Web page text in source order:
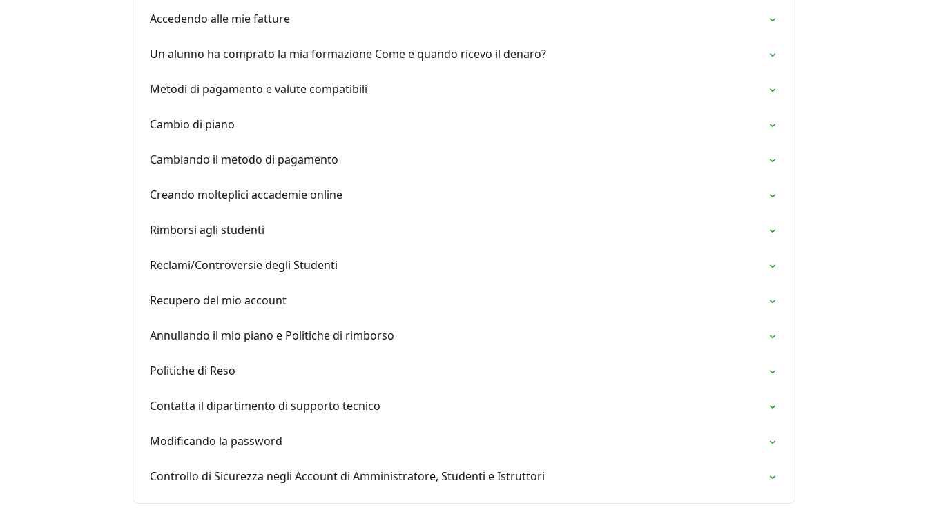
Accedendo alle mie fatture
Un alunno ha comprato la mia formazione Come e quando ricevo il denaro?
Metodi di pagamento e valute compatibili
Cambio di piano
Cambiando il metodo di pagamento
Creando molteplici accademie online
Rimborsi agli studenti
Reclami/Controversie degli Studenti
Recupero del mio account
Annullando il mio piano e Politiche di rimborso
Politiche di Reso
Contatta il dipartimento di supporto tecnico
Modificando la password
Controllo di Sicurezza negli Account di Amministratore, Studenti e Istruttori